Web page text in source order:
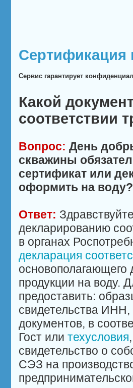
Сертификация
Сервис гарантирует
Какой
соответствии
Вопрос: День
скважины
сертификат или
оформить на
Ответ:
декларированию
в органах
декларация
основополагающего
продукции на воду.
предоставить:
свидетельства
документов, в
Гост или техусловия
свидетельство о
СЭЗ на